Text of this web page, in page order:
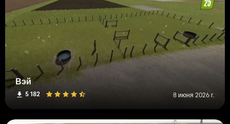
Вэй
5 182 8 июня 2026 г.